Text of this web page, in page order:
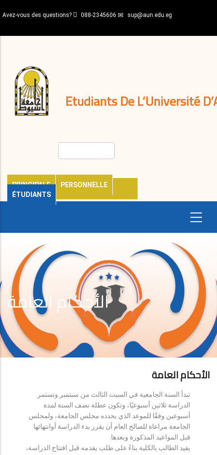
au
principal
Avez-vous des questions? 088-2345606 sup@aun.edu.eg
Etudiants De L’Université
PRINCIPALE
PERSONNELLE
ÉTUDIANTS
décisions
Expatriés
Journal
الأحكام العامة
الأحكام العامة
تبدأ السنة الجامعية في السبت الثالث من سبتمبر وتستمر
الدراسة ثلاثين أسبوعيًا، وتكون عطلة نصف السنة لمدة
أسبوعين وفقًا للموعد الذي يحدده مجلس الجامعة، ولمجلس
الجامعة مراعاة للصالح العام أن يقرر بدء الدراسة أوانتهائها
قبل المواعيد المذكورة وبعدها.
يقيد الطالب بالكلية بناءً على طلب يقدمه قبل افتتاح الدراسة،